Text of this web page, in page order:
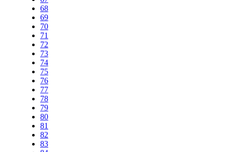
68
69
70
71
72
73
74
75
76
77
78
79
80
81
82
83